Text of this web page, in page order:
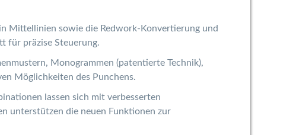
Mittellinien sowie die Redwork-Konvertierung und
für präzise Steuerung.
Monogrammen (patentierte Technik),
Möglichkeiten des Punchens.
lassen sich mit verbesserten
unterstützen die neuen Funktionen zur